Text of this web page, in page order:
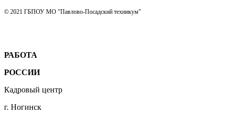
© 2021 ГБПОУ МО "Павлово-Посадский техникум"
РАБОТА
РОССИИ
Кадровый центр
г. Ногинск